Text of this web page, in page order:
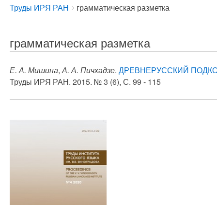
Breadcrumbs
You
Труды ИРЯ РАН грамматическая разметка
грамматическая разметка
Е. А. Мишина,А. А. Пичхадзе. ДРЕВНЕРУССКИЙ
Труды ИРЯ РАН. 2015. № 3 (6), С. 99 - 115